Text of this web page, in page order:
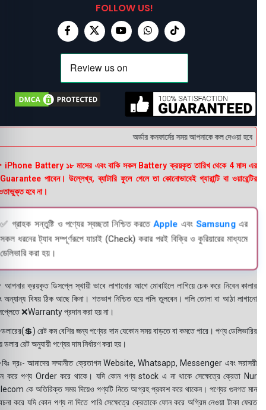
FOLLOW US!
অর্ডার কনফার্মের সময় আপনাকে কল দেওয়া হবে ।
Battery ১৮ মাসের এবং বাকি সকল Battery ক্রয়কৃত তারিখ থেকে 4 মাস এর
পাবেন। উল্লেখ্য, ব্যাটারি ফুলে গেলে তা কোনোভাবেই গ্যারান্টি বা ওয়ারেন্টির
হবে না।
✅ গ্রাহক সন্তুষ্টি ও পণ্যের স্বচ্ছতা নিশ্চিত করতেApple এবংSamsung এর
সকল ধরনের ট্যাব সম্পূর্ণরূপে যাচাই (Check) করার পরই বিক্রি ও কুরিয়ারের মাধ্যমে
ডেলিভারি করা হয়।
ক্রয়কৃত ডিসপ্লে স্থায়ী ভাবে লাগানোর আগে মোবাইলে লাগিয়ে চেক করে নিবেন কালার
অন্যান্য বিষয় ঠিক আছে কিনা। শতভাগ নিশ্চিত হয়ে পলি তুলবেন। পলি তোলা বা আঠা লাগানো
❌Warranty প্রদান করা হয় না।
রেট কম বেশির জন্য পণ্যের দাম যেকোন সময় বাড়তে বা কমতে পারে। পণ্য ডেলিভারির
ডলার রেট অনুযায়ী পণ্যের দাম নির্ধারণ করা হয়।
দ্রঃ- আমাদের সম্মানীত ক্রেতাগন Website, Whatsapp, Messenger এবং সরাসরী
করে পণ্য Order করে থাকে। যদি কোন পণ্য stock এ না থাকে সেক্ষেত্রে ক্রেতা Nur
কে অতিরিক্ত সময় দিয়েও পণ্যটি নিতে আগ্রহ প্রকাশ করে থাকেন। পণ্যের গুনগত মান
করে যদি কোন পণ্য না দিতে পারি সেক্ষেত্রে ক্রেতাকে ফোন করে অগ্রিম নেওয়া টাকা ফেরত